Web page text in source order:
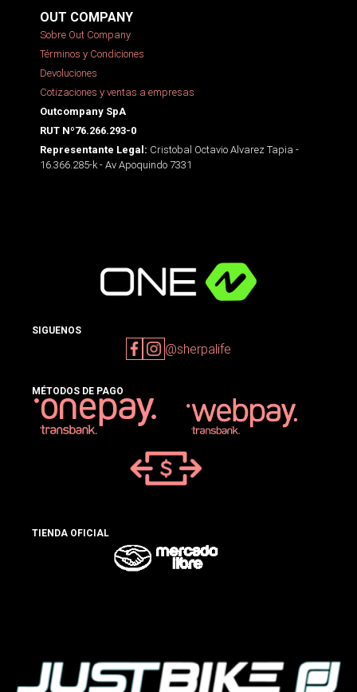
OUT COMPANY
Sobre Out Company
Términos y Condiciones
Devoluciones
Cotizaciones y ventas a empresas
Outcompany SpA
RUT Nº76.266.293-0
Representante Legal: Cristobal Octavio Alvarez Tapia -
16.366.285-k - Av Apoquindo 7331
SIGUENOS
@sherpalife
MÉTODOS DE PAGO
TIENDA OFICIAL